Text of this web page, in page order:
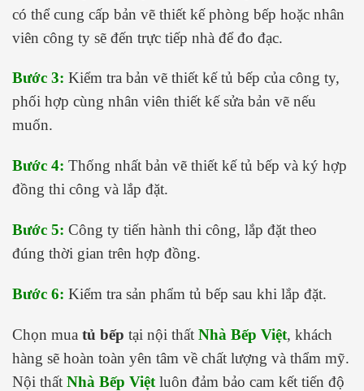
có thể cung cấp bản vẽ thiết kế phòng bếp hoặc nhân
viên công ty sẽ đến trực tiếp nhà để đo đạc.
Bước 3: Kiểm tra bản vẽ thiết kế tủ bếp của công ty,
phối hợp cùng nhân viên thiết kế sửa bản vẽ nếu
muốn.
Bước 4: Thống nhất bản vẽ thiết kế tủ bếp và ký hợp
đồng thi công và lắp đặt.
Bước 5: Công ty tiến hành thi công, lắp đặt theo
đúng thời gian trên hợp đồng.
Bước 6: Kiểm tra sản phẩm tủ bếp sau khi lắp đặt.
Chọn mua tủ bếp tại nội thất Nhà Bếp Việt, khách
hàng sẽ hoàn toàn yên tâm về chất lượng và thẩm mỹ.
Nội thất Nhà Bếp Việt luôn đảm bảo cam kết tiến độ